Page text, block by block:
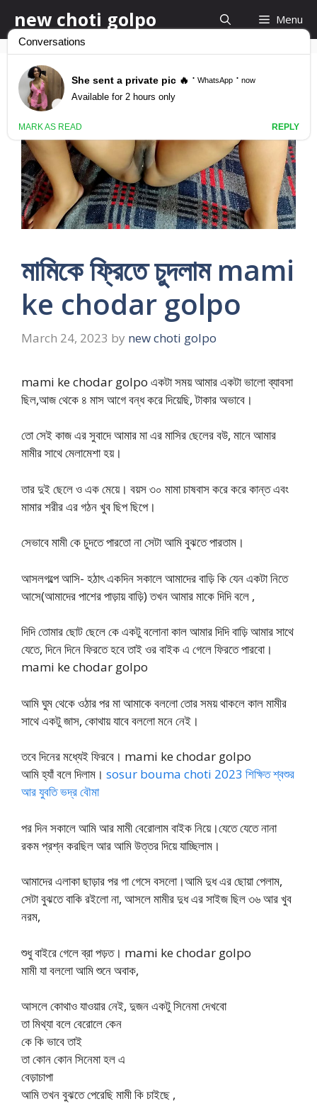
to
content
new choti golpo Menu
মামিকে ফ্রিতে চুদলাম mami
ke chodar golpo
March 24, 2023 by new choti golpo
mami ke chodar golpo একটা সময় আমার একটা ভালো ব্যাবসা
ছিল,আজ থেকে ৪ মাস আগে বন্ধ করে দিয়েছি, টাকার অভাবে।
তো সেই কাজ এর সুবাদে আমার মা এর মাসির ছেলের বউ, মানে আমার
মামীর সাথে মেলামেশা হয়।
তার দুই ছেলে ও এক মেয়ে। বয়স ৩০ মামা চাষবাস করে করে কান্ত এবং
মামার শরীর এর গঠন খুব ছিপ ছিপে।
সেভাবে মামী কে চুদতে পারতো না সেটা আমি বুঝতে পারতাম।
আসলগল্পে আসি- হঠাৎ একদিন সকালে আমাদের বাড়ি কি যেন একটা নিতে
আসে(আমাদের পাশের পাড়ায় বাড়ি) তখন আমার মাকে দিদি বলে ,
দিদি তোমার ছোট ছেলে কে একটু বলোনা কাল আমার দিদি বাড়ি আমার সাথে
যেতে, দিনে দিনে ফিরতে হবে তাই ওর বাইক এ গেলে ফিরতে পারবো।
mami ke chodar golpo
আমি ঘুম থেকে ওঠার পর মা আমাকে বললো তোর সময় থাকলে কাল মামীর
সাথে একটু জাস, কোথায় যাবে বললো মনে নেই।
তবে দিনের মধ্যেই ফিরবে। mami ke chodar golpo
আমি হ্যাঁ বলে দিলাম। sosur bouma choti 2023 শিক্ষিত শ্বশুর
আর যুবতি ভদ্র বৌমা
পর দিন সকালে আমি আর মামী বেরোলাম বাইক নিয়ে।যেতে যেতে নানা
রকম প্রশ্ন করছিল আর আমি উত্তর দিয়ে যাচ্ছিলাম।
আমাদের এলাকা ছাড়ার পর গা গেসে বসলো।আমি দুধ এর ছোয়া পেলাম,
সেটা বুঝতে বাকি রইলো না, আসলে মামীর দুধ এর সাইজ ছিল ৩৬ আর খুব
নরম,
শুধু বাইরে গেলে ব্রা পড়ত। mami ke chodar golpo
মামী যা বললো আমি শুনে অবাক,
আসলে কোথাও যাওয়ার নেই, দুজন একটু সিনেমা দেখবো
তা মিথ্যা বলে বেরোলে কেন
কে কি ভাবে তাই
তা কোন কোন সিনেমা হল এ
বেড়াচাপা
আমি তখন বুঝতে পেরেছি মামী কি চাইছে ,